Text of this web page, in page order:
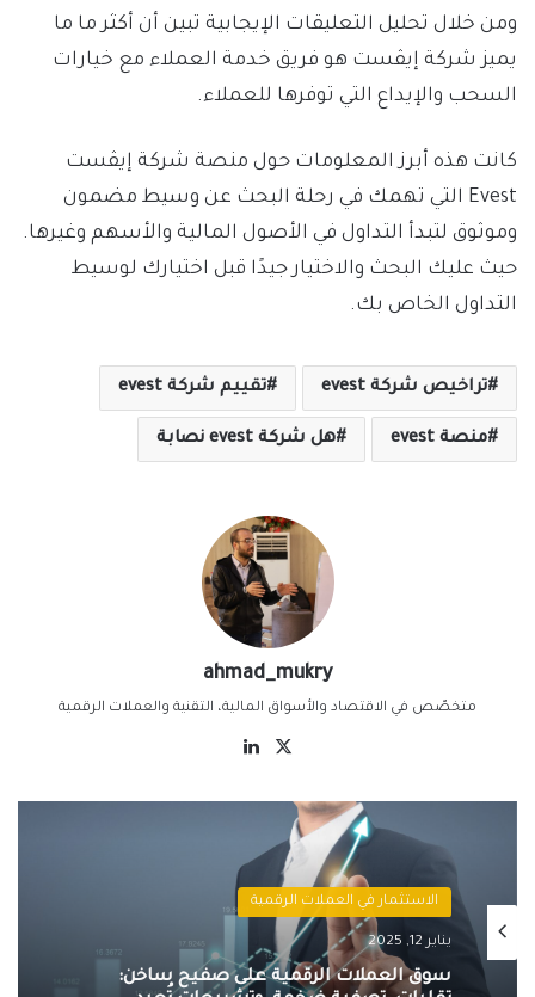
ومن خلال تحليل التعليقات الإيجابية تبين أن أكثر ما ما
يميز شركة إيڤست هو فريق خدمة العملاء مع خيارات
السحب والإيداع التي توفرها للعملاء.
كانت هذه أبرز المعلومات حول منصة شركة إيڤست
Evest التي تهمك في رحلة البحث عن وسيط مضمون
وموثوق لتبدأ التداول في الأصول المالية والأسهم وغيرها.
حيث عليك البحث والاختيار جيدًا قبل اختيارك لوسيط
التداول الخاص بك.
تراخيص شركة evest تقييم شركة evest
منصة evest هل شركة evest نصابة
ahmad_mukry
متخصّص في الاقتصاد والأسواق المالية، التقنية والعملات الرقمية
‫X
الاستثمار في العملات الرقمية
يناير 12, 2025
سوق العملات الرقمية على صفيح ساخن: